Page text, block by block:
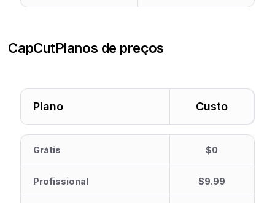
CapCutPlanos de preços
Plano Custo
Grátis $0
Profissional $9.99